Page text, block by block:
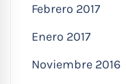
Febrero 2017
Enero 2017
Noviembre 2016